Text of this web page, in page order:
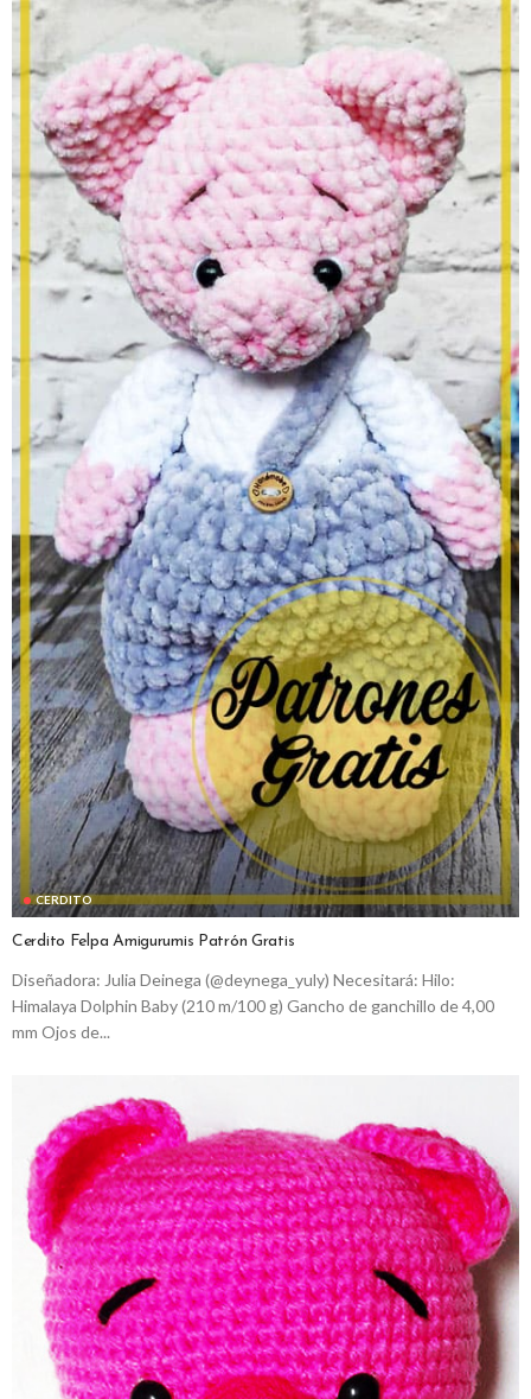
CERDITO
Cerdito Felpa Amigurumis Patrón Gratis
Diseñadora: Julia Deinega (@deynega_yuly) Necesitará: Hilo:
Himalaya Dolphin Baby (210 m/100 g) Gancho de ganchillo de 4,00
mm Ojos de...